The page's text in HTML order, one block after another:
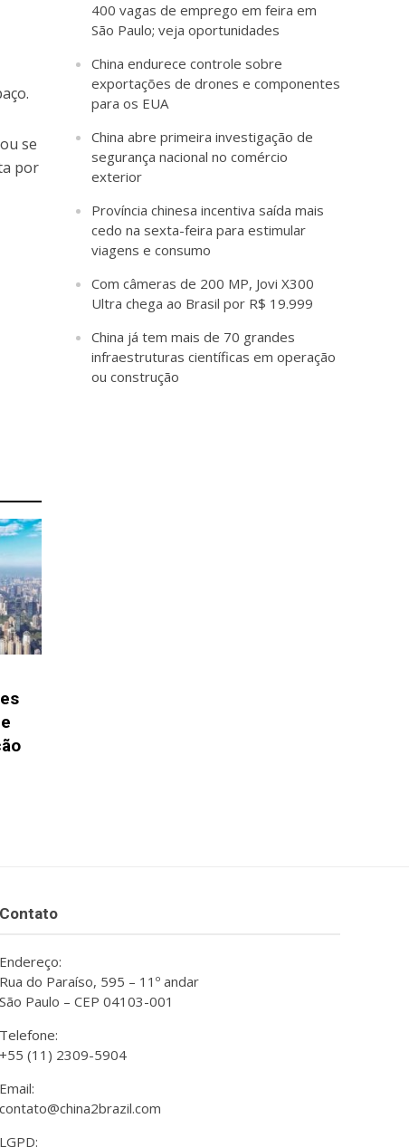
se
por
400 vagas de emprego em feira em
São Paulo; veja oportunidades
China endurece controle sobre
exportações de drones e componentes
para os EUA
China abre primeira investigação de
segurança nacional no comércio
exterior
Província chinesa incentiva saída mais
cedo na sexta-feira para estimular
viagens e consumo
Com câmeras de 200 MP, Jovi X300
Ultra chega ao Brasil por R$ 19.999
China já tem mais de 70 grandes
infraestruturas científicas em operação
ou construção
Contato
Endereço:
Rua do Paraíso, 595 – 11º andar
São Paulo – CEP 04103-001
Telefone:
+55 (11) 2309-5904
Email:
contato@china2brazil.com
LGPD: